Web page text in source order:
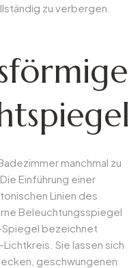
zu verbergen.
manchmal zu
Einführung einer
Linien des
Beleuchtungsspiegel
Spiegel bezeichnet
Sie lassen sich
geschwungenen